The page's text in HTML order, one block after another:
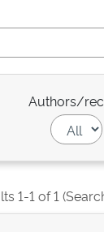
Authors/
1-1 of 1